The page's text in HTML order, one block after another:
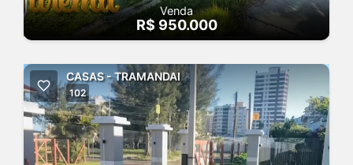
Venda
R$ 950.000
CASAS - TRAMANDAI
102